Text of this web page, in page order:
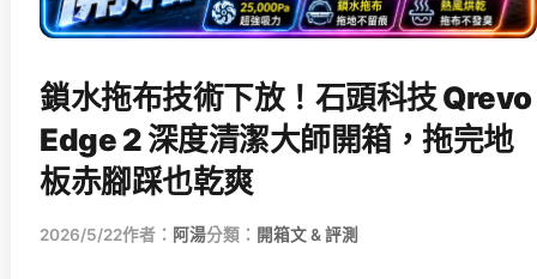
鎖水拖布技術下放！石頭科技 Qrevo
Edge 2 深度清潔大師開箱，拖完地
板赤腳踩也乾爽
2026/5/22作者： 阿湯分類： 開箱文 & 評測